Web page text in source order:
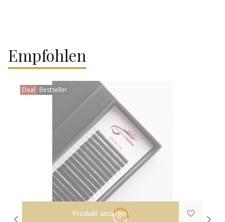
Empfohlen
Deal Bestseller
Produkt anzeigen